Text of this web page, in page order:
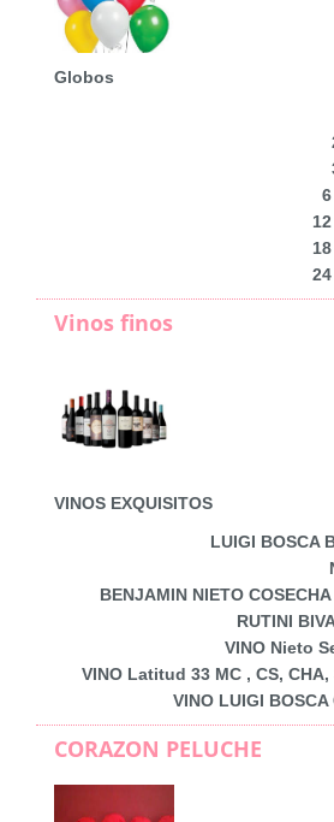
Globos
Vinos finos
VINOS EXQUISITOS
LUIGI BOSCA
BENJAMIN NIETO
RUTINI
VINO Nieto
VINO Latitud 33 MC , CS, CHA,
VINO LUIGI
CORAZON PELUCHE